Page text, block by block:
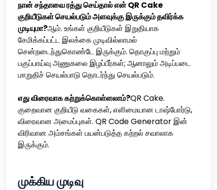
நான் சந்தாவை ரத்து செய்தால் என் QR Cake
குறியீடுகள் செயல்படும் அளவுக்கு இருக்கும் தவிர்க்க
முடியுமா?ஆம். உங்கள் குறியீடுகள் இறுதியாக
சேமிக்கப்பட்ட இலக்கை முடிவில்லாமல்
சென்றடைந்துகொண்டே இருக்கும். தொகுப்பு மற்றும்
பகுப்பாய்வு அணுகலை இழப்பீர்கள்; ஆனாலும் அடிப்படை
மாறுதிச் செயல்பாடு தொடர்ந்து செயல்படும்.
எது விரைவாக கற்றுக்கொள்ளலாம்?QR Cake.
குறைவான குறியீடு வகைகள், எளிமையான டாஷ்போர்டு,
விரைவான அமைப்புகள். QR Code Generator இன்
விரிவான அம்சங்கள் பயன்படுத்த கற்றல் சவாலாக
இருக்கும்.
முக்கிய முடிவு